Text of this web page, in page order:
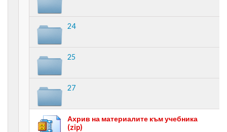
24
25
27
Ахрив на материалите към учебника
(zip)